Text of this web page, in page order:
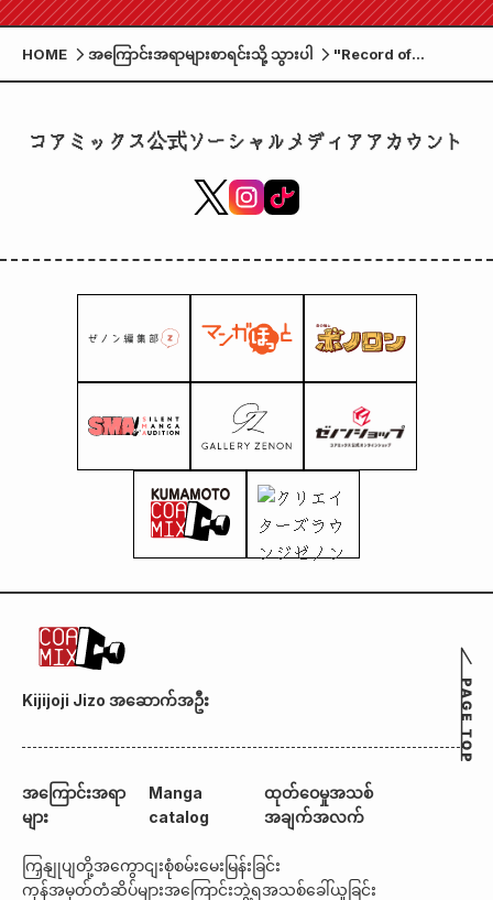
HOME အကြောင်းအရာများစာရင်းသို့ သွားပါ
"Record of
Ragnarok" ၏ နှစ်
ဆိုင်တစ်ခု ကျင်းပမည်
コアミックス公式ソーシャルメディアアカウント
Kijijoji Jizo အဆောက်အဦး
အကြောင်းအရာ
များ
Manga
catalog
ထုတ်ဝေမှုအသစ်
အချက်အလက်
ကြှနျုပျတို့အကွောငျးစုံစမ်းမေးမြန်းခြင်း
ကုန်အမှတ်တံဆိပ်များအကြောင်းဘွဲ့ရအသစ်ခေါ်ယူခြင်း